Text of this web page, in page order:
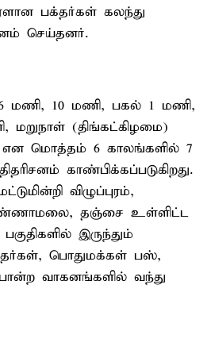
பக்தர்கள் கலந்து
செய்தனர்.
மணி, 10 மணி, பகல் 1 மணி,
மறுநாள் (திங்கட்கிழமை)
என மொத்தம் 6 காலங்களில் 7
காண்பிக்கப்படுகிறது.
விழுப்புரம்,
தஞ்சை உள்ளிட்ட
இருந்தும்
பொதுமக்கள் பஸ்,
வாகனங்களில் வந்து